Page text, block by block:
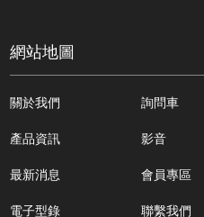
網站地圖
關於我們
產品資訊
最新消息
電子型錄
詢問車
影音
會員專區
聯繫我們